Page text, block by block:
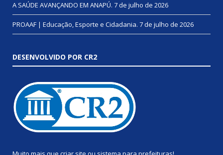
A SAÚDE AVANÇANDO EM ANAPÚ. 7 de julho de 2026
PROAAF | Educação, Esporte e Cidadania. 7 de julho de 2026
DESENVOLVIDO POR CR2